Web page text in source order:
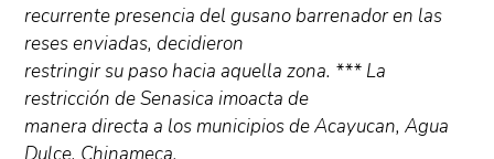
recurrente presencia del gusano barrenador en las
reses enviadas, decidieron
restringir su paso hacia aquella zona. *** La
restricción de Senasica imoacta de
manera directa a los municipios de Acayucan, Agua